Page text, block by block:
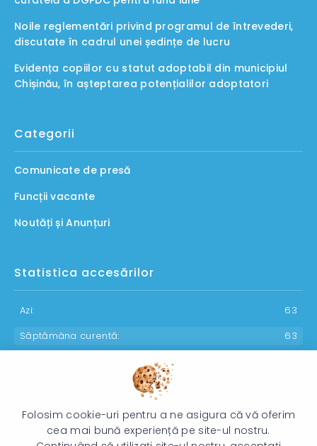
Noile reglementări privind programul de întrevederi,
discutate în cadrul unei ședințe de lucru
Evidența copiilor cu statut adoptabil din municipiul
Chișinău, în așteptarea potențialilor adoptatori
Categorii
Comunicate de presă
Funcții vacante
Noutăți și Anunțuri
Statistica accesărilor
Azi:
63
Săptămâna curentă:
63
Folosim cookie-uri pentru a ne asigura că vă oferim
cea mai bună experiență pe site-ul nostru.